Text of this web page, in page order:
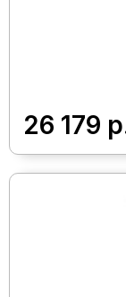
26 179